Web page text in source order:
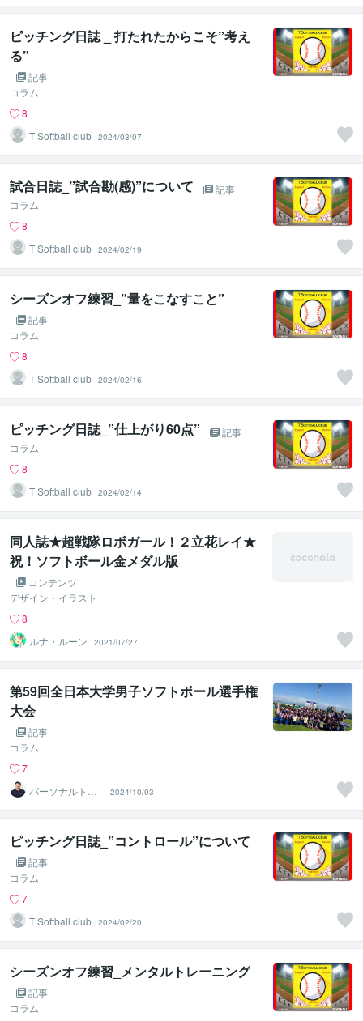
ピッチング日誌 _ 打たれたからこそ”考え
る”
記事
コラム
8
T Softball club 2024/03/07
試合日誌_”試合勘(感)”について
記事
コラム
8
T Softball club 2024/02/19
シーズンオフ練習_”量をこなすこと”
記事
コラム
8
T Softball club 2024/02/16
ピッチング日誌_”仕上がり60点”
記事
コラム
8
T Softball club 2024/02/14
同人誌★超戦隊ロボガール！２立花レイ★
祝！ソフトボール金メダル版
コンテンツ
デザイン・イラスト
8
ルナ・ルーン
2021/07/27
第59回全日本大学男子ソフトボール選手権
大会
記事
コラム
7
パーソナルトレ
ーナー 渡辺
2024/10/03
ピッチング日誌_”コントロール”について
記事
コラム
7
T Softball club 2024/02/20
シーズンオフ練習_メンタルトレーニング
記事
コラム